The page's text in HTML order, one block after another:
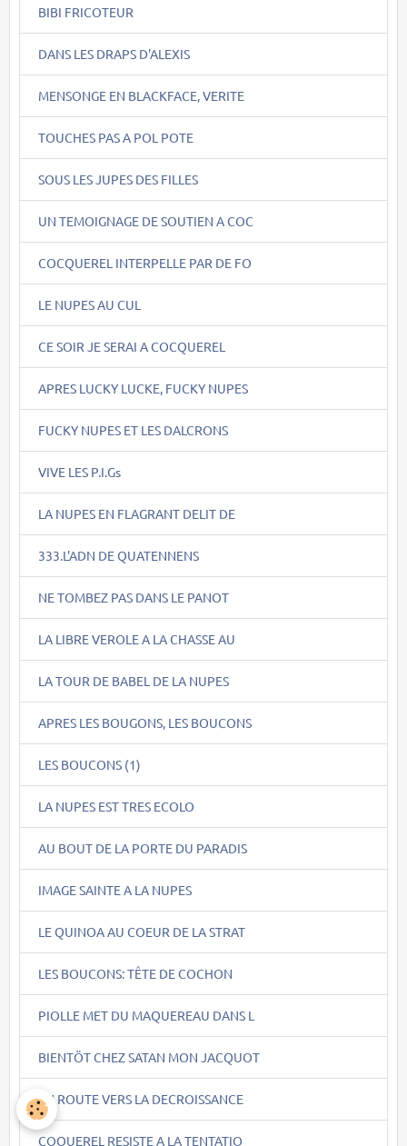
BIBI FRICOTEUR
DANS LES DRAPS D'ALEXIS
MENSONGE EN BLACKFACE, VERITE
TOUCHES PAS A POL POTE
SOUS LES JUPES DES FILLES
UN TEMOIGNAGE DE SOUTIEN A COC
COCQUEREL INTERPELLE PAR DE FO
LE NUPES AU CUL
CE SOIR JE SERAI A COCQUEREL
APRES LUCKY LUCKE, FUCKY NUPES
FUCKY NUPES ET LES DALCRONS
VIVE LES P.I.Gs
LA NUPES EN FLAGRANT DELIT DE
333.L'ADN DE QUATENNENS
NE TOMBEZ PAS DANS LE PANOT
LA LIBRE VEROLE A LA CHASSE AU
LA TOUR DE BABEL DE LA NUPES
APRES LES BOUGONS, LES BOUCONS
LES BOUCONS (1)
LA NUPES EST TRES ECOLO
AU BOUT DE LA PORTE DU PARADIS
IMAGE SAINTE A LA NUPES
LE QUINOA AU COEUR DE LA STRAT
LES BOUCONS: TÊTE DE COCHON
PIOLLE MET DU MAQUEREAU DANS L
BIENTÖT CHEZ SATAN MON JACQUOT
EN ROUTE VERS LA DECROISSANCE
COQUEREL RESISTE A LA TENTATIO